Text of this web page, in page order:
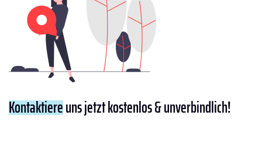
Kontaktiereuns jetzt kostenlos & unverbindlich!